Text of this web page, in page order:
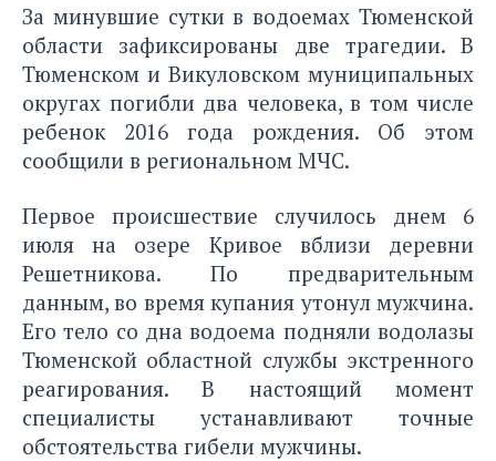
За минувшие сутки в водоемах Тюменской
области зафиксированы две трагедии. В
Тюменском и Викуловском муниципальных
округах погибли два человека, в том числе
ребенок 2016 года рождения. Об этом
сообщили в региональном МЧС.
Первое происшествие случилось днем 6
июля на озере Кривое вблизи деревни
Решетникова. По предварительным
данным, во время купания утонул мужчина.
Его тело со дна водоема подняли водолазы
Тюменской областной службы экстренного
реагирования. В настоящий момент
специалисты устанавливают точные
обстоятельства гибели мужчины.